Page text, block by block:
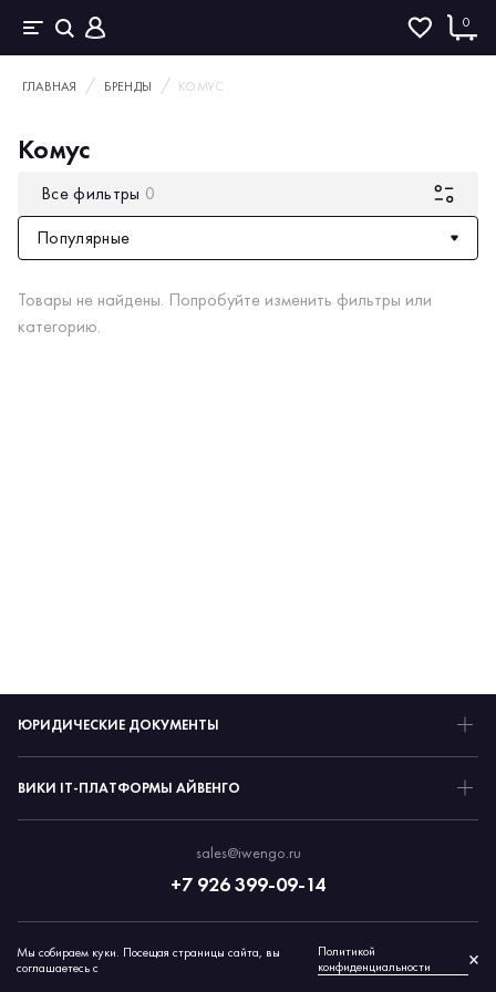
0
ГЛАВНАЯ БРЕНДЫ КОМУС
Комус
Все фильтры 0
Популярные
Товары не найдены. Попробуйте изменить фильтры или
категорию.
ЮРИДИЧЕСКИЕ ДОКУМЕНТЫ
ВИКИ IT-ПЛАТФОРМЫ АЙВЕНГО
sales@iwengo.ru
+7 926 399-09-14
© 2026 Айвенго
Мы собираем куки. Посещая страницы сайта, вы
соглашаетесь с
Политикой
конфиденциальности
×